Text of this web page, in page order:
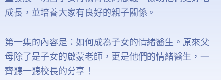
成長，並培養大家有良好的親子關係。
第一集的內容是：如何成為子女的情緒醫生。原來父
母除了是子女的啟蒙老師，更是他們的情緒醫生，一
齊聽一聽校長的分享！